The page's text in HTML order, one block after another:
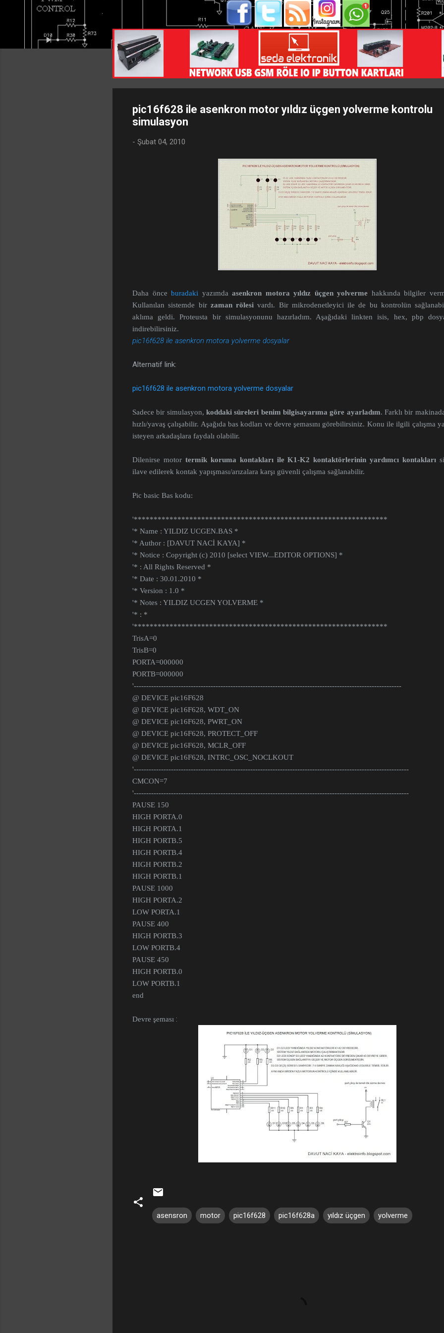
pic16f628 ile asenkron motor yıldız üçgen yolverme kontrolu
simulasyon
- Şubat 04, 2010
Daha önceburadaki yazımdaasenkron motora yıldız üçgen yolverme hakkında bilgiler
Kullanılan sistemde bir zaman rölesi vardı. Bir mikrodenetleyici ile de bu kontrolün
aklıma geldi. Proteusta bir simulasyonunu hazırladım. Aşağıdaki linkten isis, hex, pbp
indirebilirsiniz.
pic16f628 ile asenkron motora yolverme dosyalar
Alternatif link:
pic16f628 ile asenkron motora yolverme dosyalar
Sadece bir simulasyon, koddaki süreleri benim bilgisayarıma göre ayarladım. Farklı bir
hızlı/yavaş çalışabilir. Aşağıda bas kodları ve devre şemasını görebilirsiniz. Konu ile ilgili çalışma
isteyen arkadaşlara faydalı olabilir.
Dilenirse motor termik koruma kontakları ile K1-K2 kontaktörlerinin yardımcı kontakları
ilave edilerek kontak yapışması/arızalara karşı güvenli çalışma sağlanabilir.
Pic basic Bas kodu:
'****************************************************************
'* Name : YILDIZ UCGEN.BAS *
'* Author : [DAVUT NACİ KAYA] *
'* Notice : Copyright (c) 2010 [select VIEW...EDITOR OPTIONS] *
'* : All Rights Reserved *
'* Date : 30.01.2010 *
'* Version : 1.0 *
'* Notes : YILDIZ UCGEN YOLVERME *
'* : *
'****************************************************************
TrisA=0
TrisB=0
PORTA=000000
PORTB=000000
'------------------------------------------------------------------------------------------------------------
@ DEVICE pic16F628
@ DEVICE pic16F628, WDT_ON
@ DEVICE pic16F628, PWRT_ON
@ DEVICE pic16F628, PROTECT_OFF
@ DEVICE pic16F628, MCLR_OFF
@ DEVICE pic16F628, INTRC_OSC_NOCLKOUT
'---------------------------------------------------------------------------------------------------------------
CMCON=7
'---------------------------------------------------------------------------------------------------------------
PAUSE 150
HIGH PORTA.0
HIGH PORTA.1
HIGH PORTB.5
HIGH PORTB.4
HIGH PORTB.2
HIGH PORTB.1
PAUSE 1000
HIGH PORTA.2
LOW PORTA.1
PAUSE 400
HIGH PORTB.3
LOW PORTB.4
PAUSE 450
HIGH PORTB.0
LOW PORTB.1
end
Devre şeması :
asensron motor pic16f628 pic16f628a yıldız üçgen yolverme